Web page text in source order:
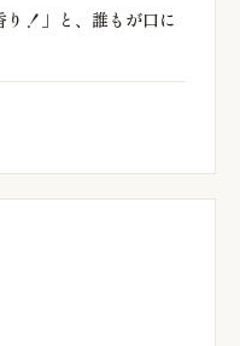
！」と、誰もが口に